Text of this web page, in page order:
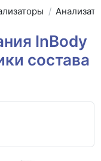
InBody
состава